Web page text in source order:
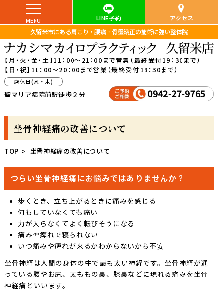
LINE予約
アクセス
久留米市にある肩こり・腰痛・骨盤矯正の施術に強い整体院
【月・火・金・土】 11：00～21：00まで営業（最終受付19：30まで）
【日・祝】 11：00～20：00まで営業（最終受付18：30まで）
店休日(水・木)
聖マリア病院前駅徒歩２分
坐骨神経痛の改善について
TOP 坐骨神経痛の改善について
つらい坐骨神経痛にお悩みではありませんか？
歩くとき、立ち上がるときに痛みを感じる
何もしていなくても痛い
力が入らなくてよく転びそうになる
痛みや痺れで寝られない
いつ痛みや痺れが来るかわからないから不安
坐骨神経は人間の身体の中で最も太い神経です。坐骨神経が通
っている腰やお尻、太ももの裏、膝裏などに現れる痛みを坐骨
神経痛といいます。